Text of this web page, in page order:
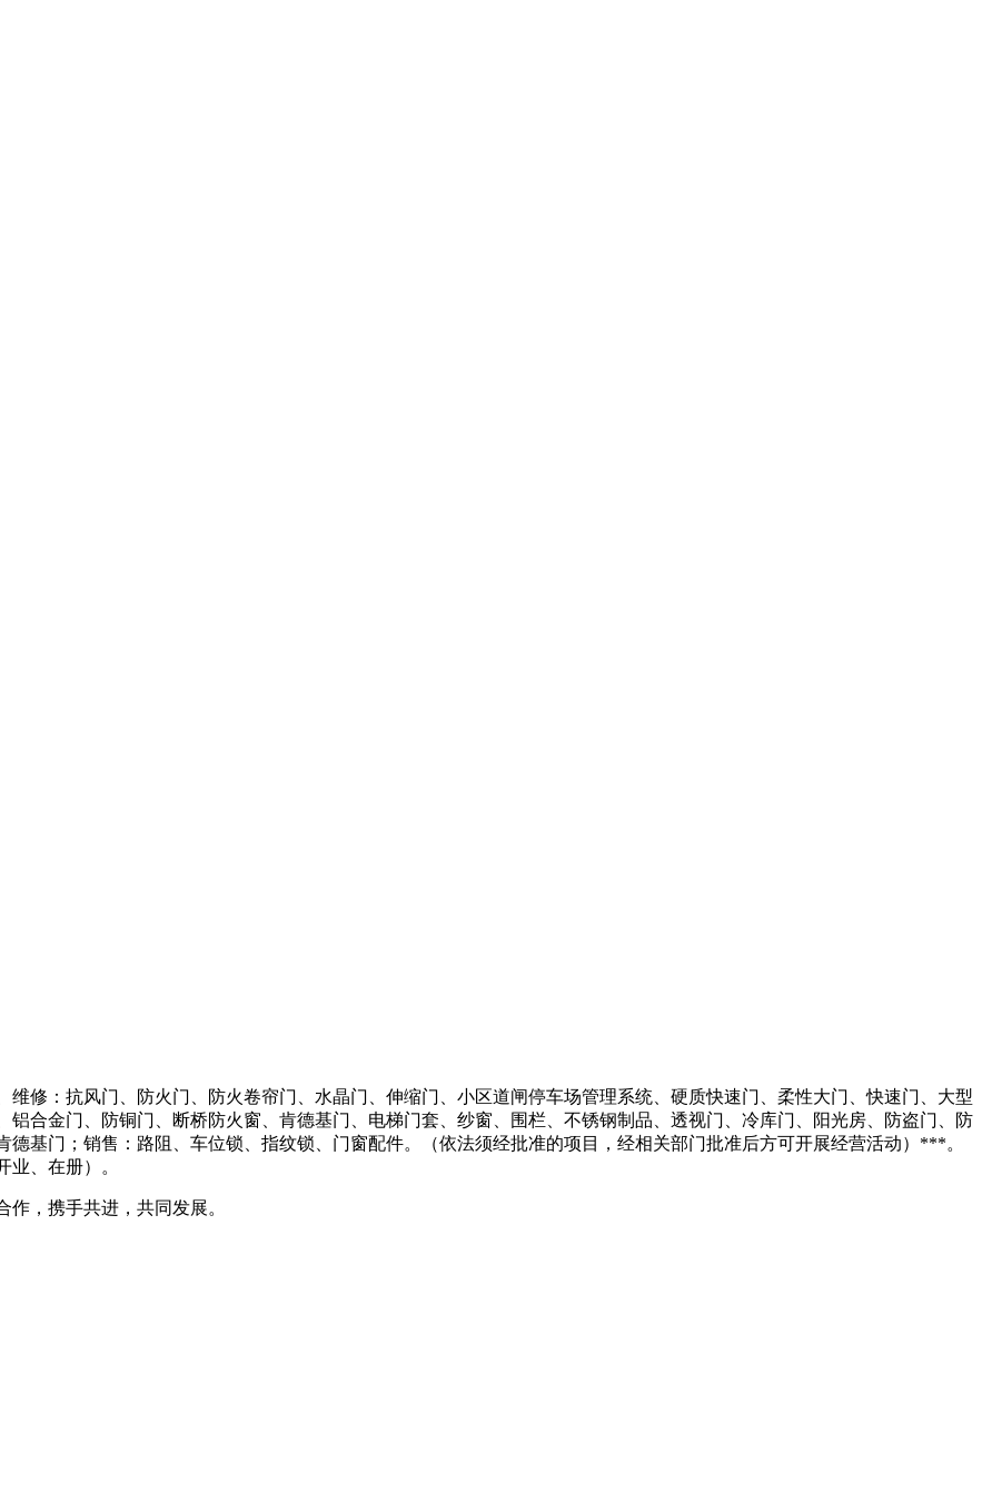
修：抗风门、防火门、防火卷帘门、水晶门、伸缩门、小区道闸停车场管理系统、硬质快速门、柔性大门、快速门、大型
合金门、防铜门、断桥防火窗、肯德基门、电梯门套、纱窗、围栏、不锈钢制品、透视门、冷库门、阳光房、防盗门、防
基门；销售：路阻、车位锁、指纹锁、门窗配件。（依法须经批准的项目，经相关部门批准后方可开展经营活动）***。
、在册）。
，携手共进，共同发展。